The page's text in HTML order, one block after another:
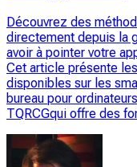
Découvrez des
directement depuis la
avoir à pointer votre
Cet article présente
disponibles sur les
bureau pour
TQRCGqui offre des